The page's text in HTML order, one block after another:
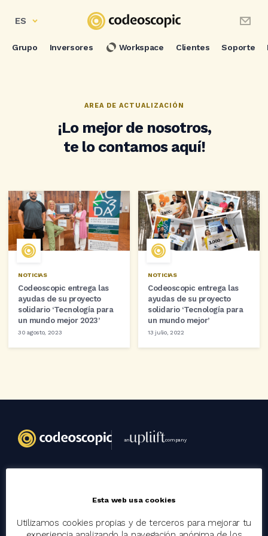
ES
Grupo Inversores Workspace Clientes Soporte
AREA DE ACTUALIZACIÓN
¡Lo mejor de nosotros,
te lo contamos aquí!
NOTICIAS
Codeoscopic entrega las
ayudas de su proyecto
solidario ‘Tecnología para
un mundo mejor 2023’
30 agosto, 2023
NOTICIAS
Codeoscopic entrega las
ayudas de su proyecto
solidario ‘Tecnología para
un mundo mejor’
13 julio, 2022
an company
Trabaja con nosotros
Esta web usa cookies
Utilizamos cookies propias y de terceros para mejorar tu